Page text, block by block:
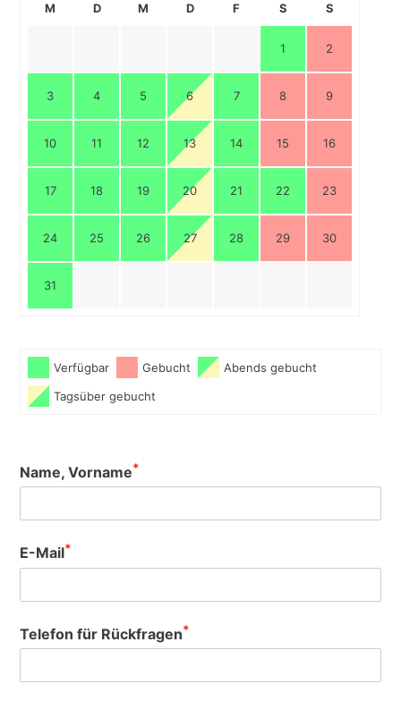
M D M D F S S
1 2
3 4 5 6 7 8 9
10 11 12 13 14 15 16
17 18 19 20 21 22 23
24 25 26 27 28 29 30
31
Verfügbar Gebucht
Abends gebucht
Tagsüber gebucht
Name, Vorname*
E-Mail*
Telefon für Rückfragen*